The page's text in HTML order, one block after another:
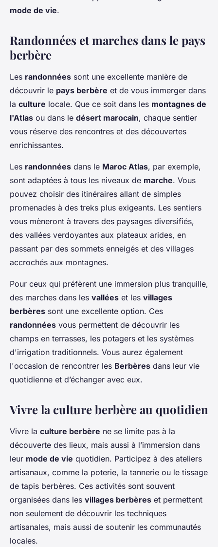
mode de vie.
Randonnées et marches dans le pays
berbère
Les randonnées sont une excellente manière de
découvrir le pays berbère et de vous immerger dans
la culture locale. Que ce soit dans les montagnes de
l'Atlas ou dans le désert marocain, chaque sentier
vous réserve des rencontres et des découvertes
enrichissantes.
Les randonnées dans le Maroc Atlas, par exemple,
sont adaptées à tous les niveaux de marche. Vous
pouvez choisir des itinéraires allant de simples
promenades à des treks plus exigeants. Les sentiers
vous mèneront à travers des paysages diversifiés,
des vallées verdoyantes aux plateaux arides, en
passant par des sommets enneigés et des villages
accrochés aux montagnes.
Pour ceux qui préfèrent une immersion plus tranquille,
des marches dans les vallées et les villages
berbères sont une excellente option. Ces
randonnées vous permettent de découvrir les
champs en terrasses, les potagers et les systèmes
d'irrigation traditionnels. Vous aurez également
l'occasion de rencontrer les Berbères dans leur vie
quotidienne et d’échanger avec eux.
Vivre la culture berbère au quotidien
Vivre la culture berbère ne se limite pas à la
découverte des lieux, mais aussi à l’immersion dans
leur mode de vie quotidien. Participez à des ateliers
artisanaux, comme la poterie, la tannerie ou le tissage
de tapis berbères. Ces activités sont souvent
organisées dans les villages berbères et permettent
non seulement de découvrir les techniques
artisanales, mais aussi de soutenir les communautés
locales.